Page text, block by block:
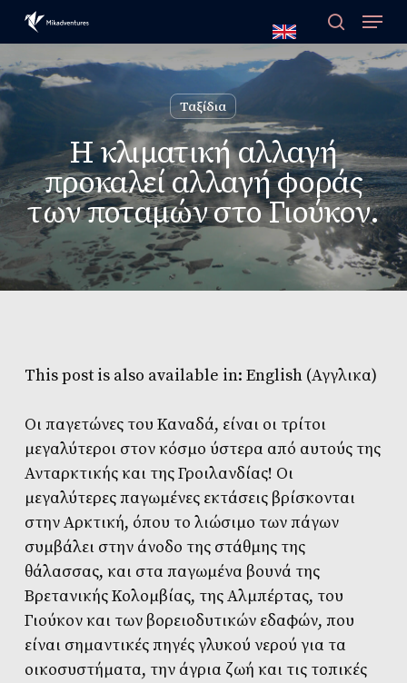
content
Ταξίδια
Η κλιματική αλλαγή
προκαλεί αλλαγή φοράς
των ποταμών στο Γιούκον.
This post is also available in: English(Αγγλικα)
Οι παγετώνες του Καναδά, είναι οι τρίτοι
μεγαλύτεροι στον κόσμο ύστερα από αυτούς της
Ανταρκτικής και της Γροιλανδίας! Οι
μεγαλύτερες παγωμένες εκτάσεις βρίσκονται
στην Αρκτική, όπου το λιώσιμο των πάγων
συμβάλει στην άνοδο της στάθμης της
θάλασσας, και στα παγωμένα βουνά της
Βρετανικής Κολομβίας, της Αλμπέρτας, του
Γιούκον και των βορειοδυτικών εδαφών, που
είναι σημαντικές πηγές γλυκού νερού για τα
οικοσυστήματα, την άγρια ζωή και τις τοπικές